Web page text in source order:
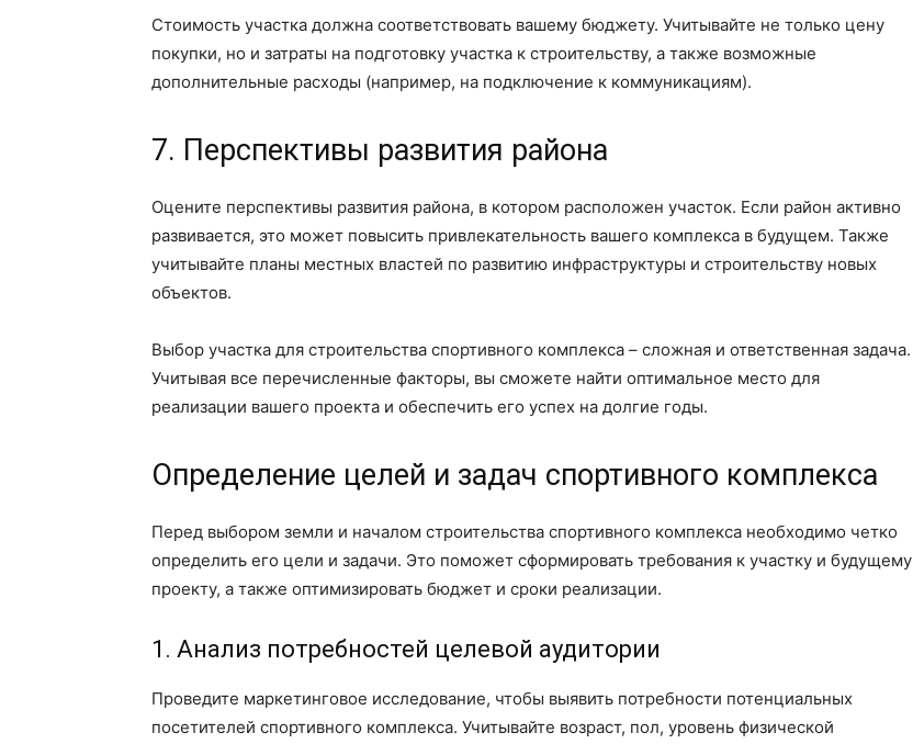
Стоимость участка должна соответствовать вашему бюджету. Учитывайте не только цену
покупки, но и затраты на подготовку участка к строительству, а также возможные
дополнительные расходы (например, на подключение к коммуникациям).
7. Перспективы развития района
Оцените перспективы развития района, в котором расположен участок. Если район активно
развивается, это может повысить привлекательность вашего комплекса в будущем. Также
учитывайте планы местных властей по развитию инфраструктуры и строительству новых
объектов.
Выбор участка для строительства спортивного комплекса – сложная и ответственная задача.
Учитывая все перечисленные факторы, вы сможете найти оптимальное место для
реализации вашего проекта и обеспечить его успех на долгие годы.
Определение целей и задач спортивного комплекса
Перед выбором земли и началом строительства спортивного комплекса необходимо четко
определить его цели и задачи. Это поможет сформировать требования к участку и будущему
проекту, а также оптимизировать бюджет и сроки реализации.
1. Анализ потребностей целевой аудитории
Проведите маркетинговое исследование, чтобы выявить потребности потенциальных
посетителей спортивного комплекса. Учитывайте возраст, пол, уровень физической